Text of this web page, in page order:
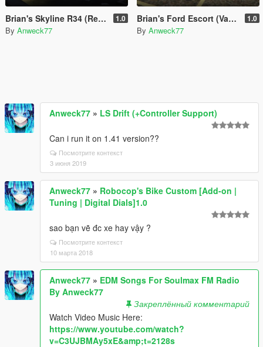
Brian's Skyline R34 (Retro Custom) [MENYOO] 1.0
By Anweck77
Brian's Ford Escort (Vapid Retinue) [MENYOO] 1.0
By Anweck77
Anweck77 » LS Drift (+Controller Support)
Can i run it on 1.41 version??
Посмотрите контекст
3 июня 2019
Anweck77 » Robocop's Bike Custom [Add-on |
Tuning | Digital Dials]1.0
sao bạn vẽ đc xe hay vậy ?
Посмотрите контекст
10 марта 2018
Anweck77 » EDM Songs For Soulmax FM Radio
By Anweck77
Закреплённый комментарий
Watch Video Music Here:
https://www.youtube.com/watch?
v=C3UJBMAy5xE&amp;t=2128s